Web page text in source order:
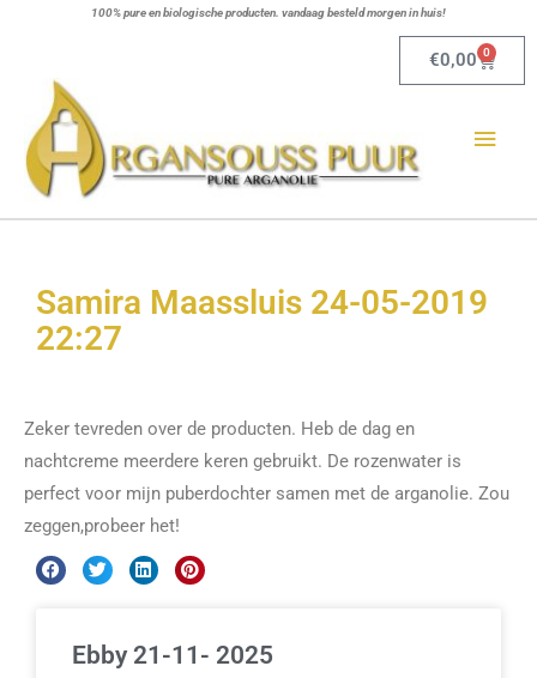
100% pure en biologische producten. vandaag besteld morgen in huis!
€0,00 0
Samira Maassluis 24-05-2019
22:27
Zeker tevreden over de producten. Heb de dag en
nachtcreme meerdere keren gebruikt. De rozenwater is
perfect voor mijn puberdochter samen met de arganolie. Zou
zeggen,probeer het!
Ebby 21-11- 2025